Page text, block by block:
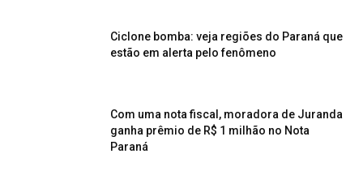
Ciclone bomba: veja regiões do Paraná que
estão em alerta pelo fenômeno
Com uma nota fiscal, moradora de Juranda
ganha prêmio de R$ 1 milhão no Nota
Paraná